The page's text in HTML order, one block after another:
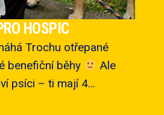
HOSPIC
Trochu otřepané
benefiční běhy
Ale
psíci – ti mají 4...